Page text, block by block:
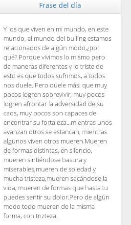
Frase del día
Y los que viven en mi mundo, en este
mundo, el mundo del bulling estamos
relacionados de algún modo,¿por
qué?.Porque vivimos lo mismo pero
de maneras diferentes y lo triste de
esto es que todos sufrimos, a todos
nos duele. Pero duele más! que muy
pocos logren sobrevivir, muy pocos
logren afrontar la adversidad de su
caos, muy pocos son capaces de
encontrar su fortaleza...mientras unos
avanzan otros se estancan, mientras
algunos viven otros mueren.Mueren
de formas distintas, en silencio,
mueren sintiéndose basura y
miserables,mueren de soledad y
mucha tristeza,mueren sacándose la
vida, mueren de formas que hasta tu
puedes sentir su dolor.Pero de algún
modo todo mueren de la misma
forma, con trizteza.